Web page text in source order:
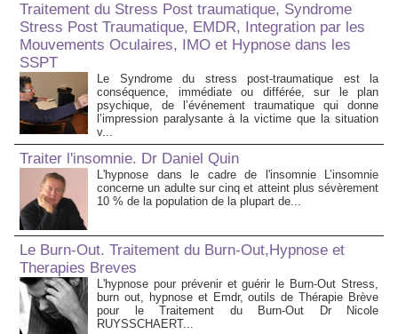
Traitement du Stress Post traumatique, Syndrome
Stress Post Traumatique, EMDR, Integration par les
Mouvements Oculaires, IMO et Hypnose dans les
SSPT
Le Syndrome du stress post-traumatique est la
conséquence, immédiate ou différée, sur le plan
psychique, de l’événement traumatique qui donne
l’impression paralysante à la victime que la situation
v...
Traiter l'insomnie. Dr Daniel Quin
L'hypnose dans le cadre de l'insomnie L’insomnie
concerne un adulte sur cinq et atteint plus sévèrement
10 % de la population de la plupart de...
Le Burn-Out. Traitement du Burn-Out,Hypnose et
Therapies Breves
L'hypnose pour prévenir et guérir le Burn-Out Stress,
burn out, hypnose et Emdr, outils de Thérapie Brève
pour le Traitement du Burn-Out Dr Nicole
RUYSSCHAERT...